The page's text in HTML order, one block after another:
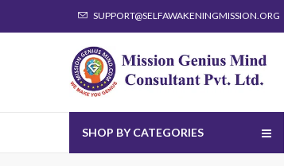
SUPPORT@SELFAWAKENINGMISSION.ORG
SHOP BY CATEGORIES